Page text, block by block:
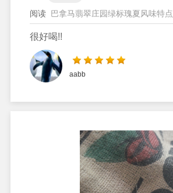
阅读 巴拿马翡翠庄园绿标瑰夏风味特点
很好喝!!
aabb